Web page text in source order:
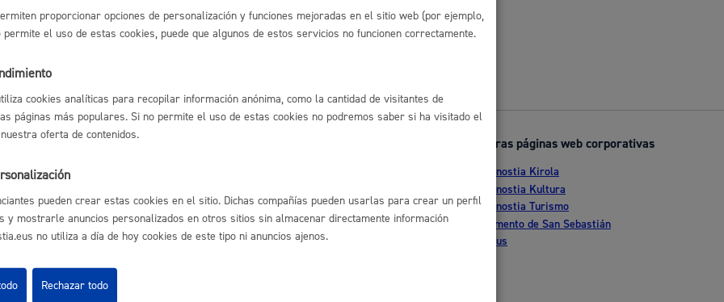
índice Volver atrás
Sede electrónica
Mapas - GeoDonostia
Sala de prensa
Otras páginas web corporativas
Donostia Kirola
Donostia Kultura
Donostia Turismo
Fomento de San Sebastián
Dbus
proporcionar opciones de personalización y funciones mejoradas en el sitio web (por ejemplo,
permite el uso de estas cookies, puede que algunos de estos servicios no funcionen correctamente.
cookies analíticas para recopilar información anónima, como la cantidad de visitantes de
páginas más populares. Si no permite el uso de estas cookies no podremos saber si ha visitado el
oferta de contenidos.
pueden crear estas cookies en el sitio. Dichas compañías pueden usarlas para crear un perfil
y mostrarle anuncios personalizados en otros sitios sin almacenar directamente información
no utiliza a día de hoy cookies de este tipo ni anuncios ajenos.
Rechazar todo